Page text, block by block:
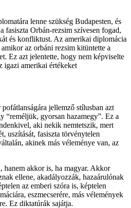
lenne szükség Budapesten, és
fasiszta Orbán-rezsim szívesen fogad,
és konfliktust. Az amerikai diplomácia
az orbáni rezsim kitüntette a
Ez azt jelentette, hogy nem képviselte
igazi amerikai értékeket
jellemző stílusban azt
“reméljük, gyorsan hazamegy”. Ez a
aki nekik nemtetszik, mert
uszítását, fasiszta törvénytelen
akinek más véleménye van, az
hanem akkor is, ha magyar. Akkor
ellene, akadályozzák, hazaárulónak
az emberi szóra is, képtelen
eszmecserére, más vélemények
Ez diktatúrák sajátja.